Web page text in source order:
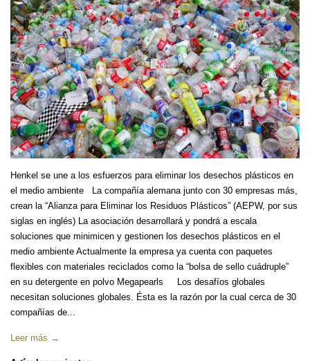
Henkel se une a los esfuerzos para eliminar los desechos plásticos en
el medio ambiente La compañía alemana junto con 30 empresas más,
crean la “Alianza para Eliminar los Residuos Plásticos” (AEPW, por sus
siglas en inglés) La asociación desarrollará y pondrá a escala
soluciones que minimicen y gestionen los desechos plásticos en el
medio ambiente Actualmente la empresa ya cuenta con paquetes
flexibles con materiales reciclados como la “bolsa de sello cuádruple”
en su detergente en polvo Megapearls Los desafíos globales
necesitan soluciones globales. Ésta es la razón por la cual cerca de 30
compañías de...
Leer más →